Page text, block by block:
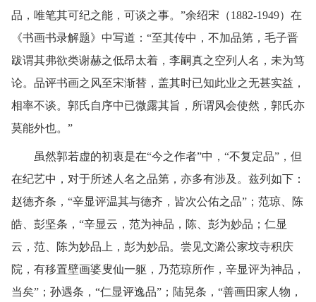
品，唯笔其可纪之能，可谈之事。”余绍宋（1882-1949）在
《书画书录解题》中写道：“至其传中，不加品第，毛子晋
跋谓其弗欲类谢赫之低昂太着，李嗣真之空列人名，未为笃
论。品评书画之风至宋渐替，盖其时已知此业之无甚实益，
相率不谈。郭氏自序中已微露其旨，所谓风会使然，郭氏亦
莫能外也。”
虽然郭若虚的初衷是在“今之作者”中，“不复定品”，但
在纪艺中，对于所述人名之品第，亦多有涉及。兹列如下：
赵德齐条，“辛显评温其与德齐，皆次公佑之品”；范琼、陈
皓、彭坚条，“辛显云，范为神品，陈、彭为妙品；仁显
云，范、陈为妙品上，彭为妙品。尝见文潞公家坟寺积庆
院，有移置壁画婆叟仙一躯，乃范琼所作，辛显评为神品，
当矣”；孙遇条，“仁显评逸品”；陆晃条，“善画田家人物，